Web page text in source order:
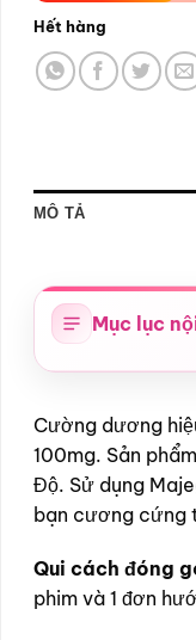
Hết hàng
MÔ TẢ
Mục lục
Cường dương
100mg. Sản
Độ. Sử dụng
bạn cương cứng
Qui cách đóng
phim và 1 đơn